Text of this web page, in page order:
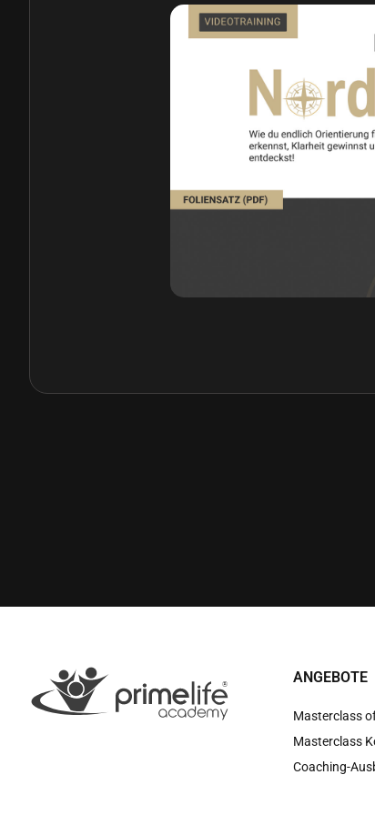
ANGEBOTE
Masterclass
Masterclass
Coaching-